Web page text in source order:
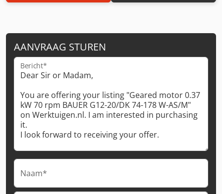
AANVRAAG STUREN
Bericht*
Naam*